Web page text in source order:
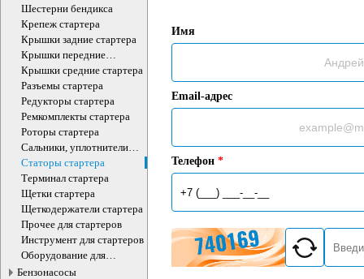
Шестерни бендикса
Крепеж стартера
Крышки задние стартера
Крышки передние
стартера
Крышки средние стартера
Разъемы стартера
Редукторы стартера
Ремкомплекты стартера
Роторы стартера
Сальники, уплотнители
,изоляторы стартера
Статоры стартера
Терминал стартера
Щетки стартера
Щеткодержатели стартера
Прочее для стартеров
Инструмент для стартеров
Оборудование для
стартеров
Бензонасосы
Имя
Email-адрес
Телефон *